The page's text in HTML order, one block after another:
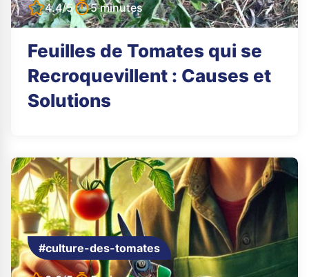
4.4/5 5 minutes
Feuilles de Tomates qui se
Recroquevillent : Causes et
Solutions
#culture-des-tomates